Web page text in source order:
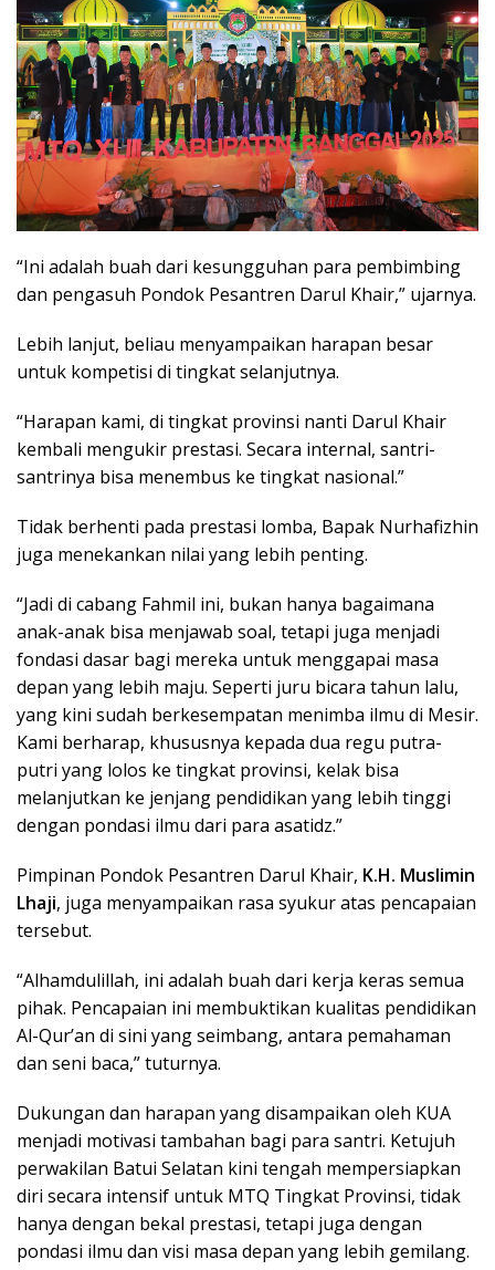
“Ini adalah buah dari kesungguhan para pembimbing
dan pengasuh Pondok Pesantren Darul Khair,” ujarnya.
Lebih lanjut, beliau menyampaikan harapan besar
untuk kompetisi di tingkat selanjutnya.
“Harapan kami, di tingkat provinsi nanti Darul Khair
kembali mengukir prestasi. Secara internal, santri-
santrinya bisa menembus ke tingkat nasional.”
Tidak berhenti pada prestasi lomba, Bapak Nurhafizhin
juga menekankan nilai yang lebih penting.
“Jadi di cabang Fahmil ini, bukan hanya bagaimana
anak-anak bisa menjawab soal, tetapi juga menjadi
fondasi dasar bagi mereka untuk menggapai masa
depan yang lebih maju. Seperti juru bicara tahun lalu,
yang kini sudah berkesempatan menimba ilmu di Mesir.
Kami berharap, khususnya kepada dua regu putra-
putri yang lolos ke tingkat provinsi, kelak bisa
melanjutkan ke jenjang pendidikan yang lebih tinggi
dengan pondasi ilmu dari para asatidz.”
Pimpinan Pondok Pesantren Darul Khair, K.H. Muslimin
Lhaji, juga menyampaikan rasa syukur atas pencapaian
tersebut.
“Alhamdulillah, ini adalah buah dari kerja keras semua
pihak. Pencapaian ini membuktikan kualitas pendidikan
Al-Qur’an di sini yang seimbang, antara pemahaman
dan seni baca,” tuturnya.
Dukungan dan harapan yang disampaikan oleh KUA
menjadi motivasi tambahan bagi para santri. Ketujuh
perwakilan Batui Selatan kini tengah mempersiapkan
diri secara intensif untuk MTQ Tingkat Provinsi, tidak
hanya dengan bekal prestasi, tetapi juga dengan
pondasi ilmu dan visi masa depan yang lebih gemilang.